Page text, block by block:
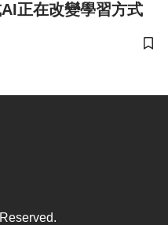
正在改變學習方式
儲